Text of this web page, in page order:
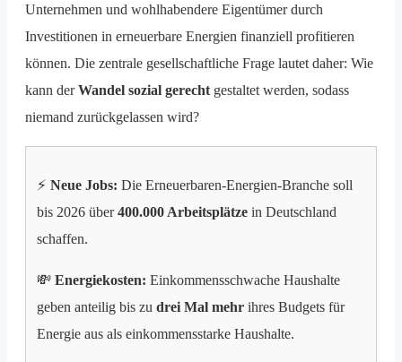
Unternehmen und wohlhabendere Eigentümer durch
Investitionen in erneuerbare Energien finanziell profitieren
können. Die zentrale gesellschaftliche Frage lautet daher: Wie
kann derWandel sozial gerechtgestaltet werden, sodass
niemand zurückgelassen wird?
⚡ Neue Jobs: Die Erneuerbaren-Energien-Branche soll
bis 2026 über400.000 Arbeitsplätze in Deutschland
schaffen.
💸 Energiekosten: Einkommensschwache Haushalte
geben anteilig bis zu drei Mal mehr ihres Budgets für
Energie aus als einkommensstarke Haushalte.